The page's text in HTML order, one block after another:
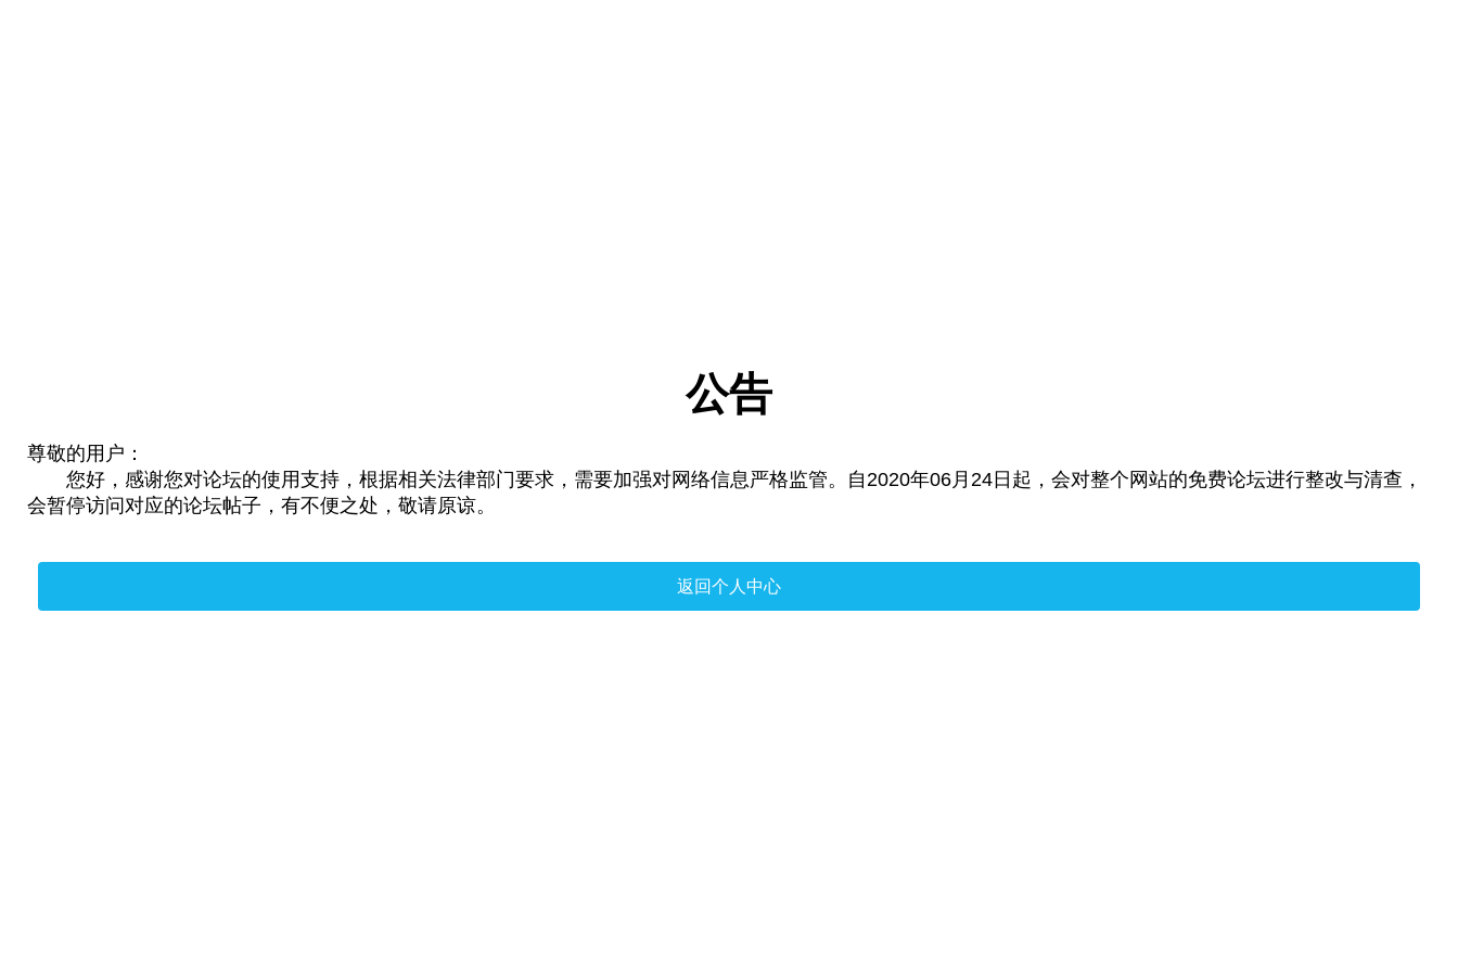
公告
尊敬的用户：
您好，感谢您对论坛的使用支持，根据相关法律部门要求，需要加强对网络信息严格监管。自2020年06月24日起，会对整个网站的免费论坛进行整改与清查，
会暂停访问对应的论坛帖子，有不便之处，敬请原谅。
返回个人中心